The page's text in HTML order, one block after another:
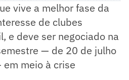
vive a melhor fase da
de clubes
e deve ser negociado na
— de 20 de julho
meio à crise